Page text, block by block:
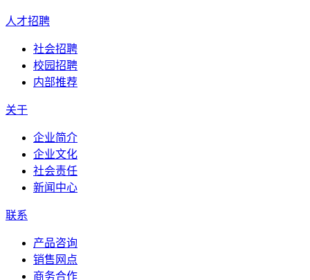
人才招聘
社会招聘
校园招聘
内部推荐
关于
企业简介
企业文化
社会责任
新闻中心
联系
产品咨询
销售网点
商务合作